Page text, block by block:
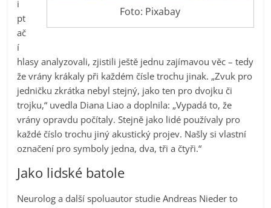
Foto: Pixabay
i
pt
ač
í
hlasy analyzovali, zjistili ještě jednu zajímavou věc – tedy
že vrány krákaly při každém čísle trochu jinak. „Zvuk pro
jedničku zkrátka nebyl stejný, jako ten pro dvojku či
trojku,“ uvedla Diana Liao a doplnila: „Vypadá to, že
vrány opravdu počítaly. Stejně jako lidé používaly pro
každé číslo trochu jiný akustický projev. Našly si vlastní
označení pro symboly jedna, dva, tři a čtyři.“
Jako lidské batole
Neurolog a další spoluautor studie Andreas Nieder to